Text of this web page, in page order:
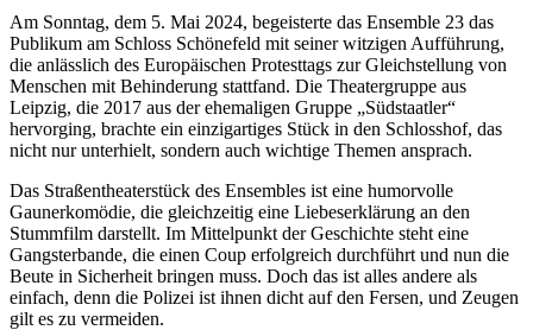
Am Sonntag, dem 5. Mai 2024, begeisterte das Ensemble 23 das
Publikum am Schloss Schönefeld mit seiner witzigen Aufführung,
die anlässlich des Europäischen Protesttags zur Gleichstellung von
Menschen mit Behinderung stattfand. Die Theatergruppe aus
Leipzig, die 2017 aus der ehemaligen Gruppe „Südstaatler“
hervorging, brachte ein einzigartiges Stück in den Schlosshof, das
nicht nur unterhielt, sondern auch wichtige Themen ansprach.
Das Straßentheaterstück des Ensembles ist eine humorvolle
Gaunerkomödie, die gleichzeitig eine Liebeserklärung an den
Stummfilm darstellt. Im Mittelpunkt der Geschichte steht eine
Gangsterbande, die einen Coup erfolgreich durchführt und nun die
Beute in Sicherheit bringen muss. Doch das ist alles andere als
einfach, denn die Polizei ist ihnen dicht auf den Fersen, und Zeugen
gilt es zu vermeiden.